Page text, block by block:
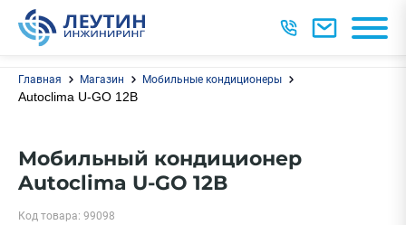
Главная Магазин Мобильные кондиционеры
Autoclima U-GO 12В
Мобильный кондиционер
Autoclima U-GO 12В
Код товара: 99098